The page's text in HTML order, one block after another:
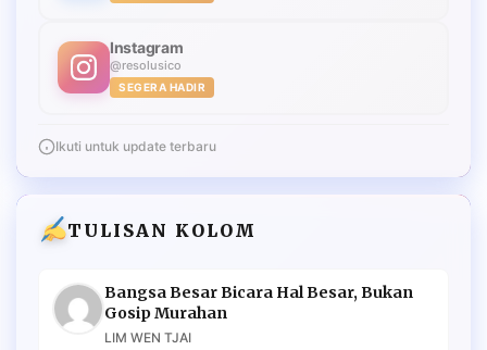
Instagram
@resolusico
SEGERA HADIR
Ikuti untuk update terbaru
TULISAN KOLOM
Bangsa Besar Bicara Hal Besar, Bukan
Gosip Murahan
LIM WEN TJAI